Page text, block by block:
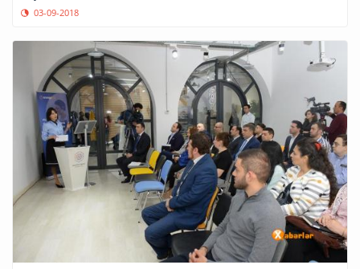
03-09-2018